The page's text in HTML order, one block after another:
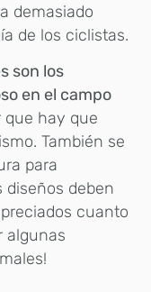
demasiado
de los ciclistas.
son los
en el campo
que hay que
También se
para
diseños deben
cuanto
algunas